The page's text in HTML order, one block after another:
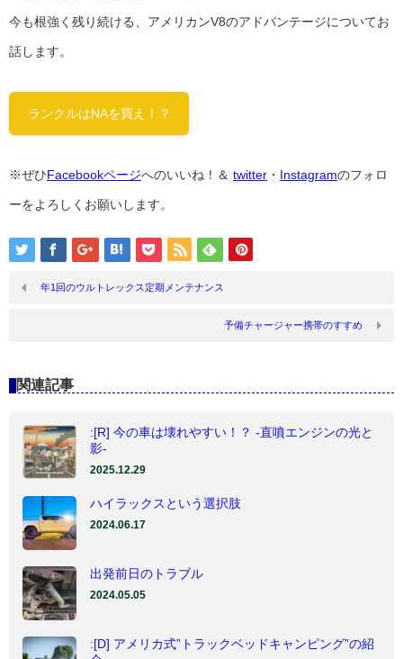
今も根強く残り続ける、アメリカンV8のアドバンテージについてお
話します。
ランクルはNAを買え！？
※ぜひFacebookページへのいいね！＆ twitter ・ Instagramのフォロ
ーをよろしくお願いします。
年1回のウルトレックス定期メンテナンス
予備チャージャー携帯のすすめ
関連記事
:[R] 今の車は壊れやすい！？ -直噴エンジンの光と
影-
2025.12.29
ハイラックスという選択肢
2024.06.17
出発前日のトラブル
2024.05.05
:[D] アメリカ式”トラックベッドキャンピング”の紹